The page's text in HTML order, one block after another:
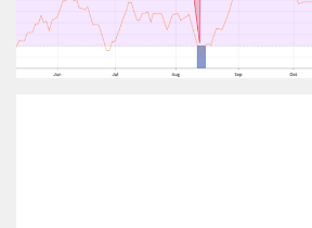
09304891085
شروع گفتگو
@Armteam_admin_103